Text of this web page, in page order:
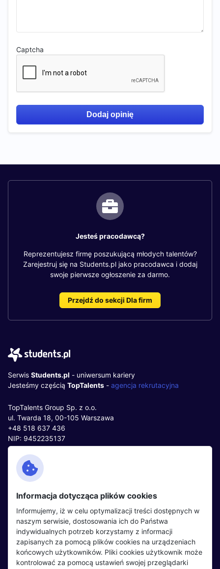
Captcha
Dodaj opinię
Jesteś pracodawcą?
Reprezentujesz firmę poszukującą młodych talentów?
Zarejestruj się na Students.pl jako pracodawca i dodaj
swoje pierwsze ogłoszenie za darmo.
Przejdź do sekcji Dla firm
Serwis Students.pl - uniwersum kariery
Jesteśmy częścią TopTalents - agencja rekrutacyjna
TopTalents Group Sp. z o.o.
ul. Twarda 18, 00-105 Warszawa
+48 518 637 436
NIP: 9452235137
Kontakt
Facebook
Twitter
LinkedIn
Partnerzy
Wydarzenia
Kandydaci
Regulamin kandydata
Pracodawcy
Regulamin pracodawcy
Informacja dotycząca plików cookies
Informujemy, iż w celu optymalizacji treści dostępnych w
naszym serwisie, dostosowania ich do Państwa
indywidualnych potrzeb korzystamy z informacji
zapisanych za pomocą plików cookies na urządzeniach
końcowych użytkowników. Pliki cookies użytkownik może
kontrolować za pomocą ustawień swojej przeglądarki